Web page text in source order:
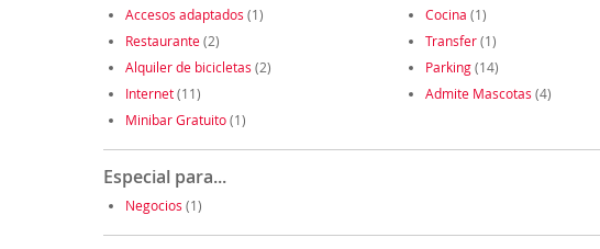
Accesos adaptados (1) Cocina (1)
Restaurante(2) Transfer(1)
Alquiler de bicicletas (2) Parking(14)
Internet(11) Admite Mascotas (4)
Minibar Gratuito(1)
Especial para...
Negocios (1)